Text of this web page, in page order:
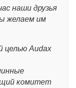
наши друзья
желаем им
целью Audax
комитет